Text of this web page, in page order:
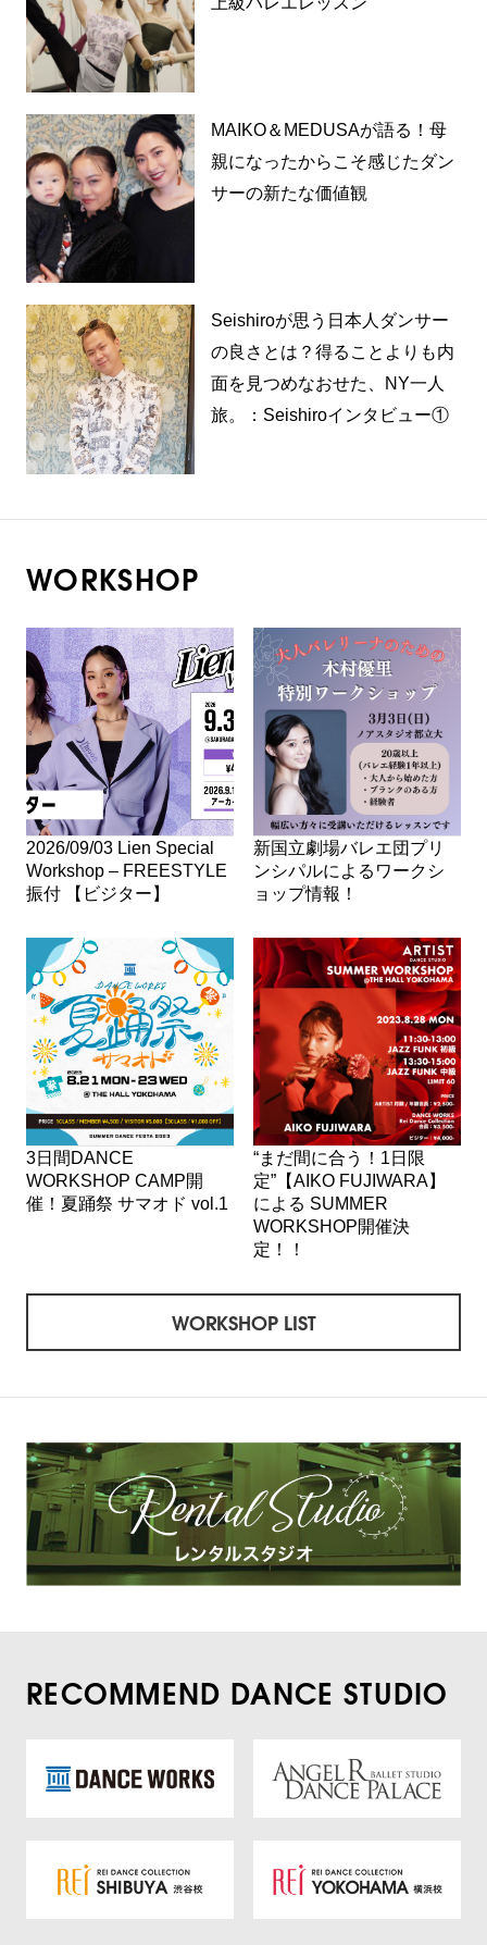
MAIKO＆MEDUSAが語る！母
親になったからこそ感じたダン
サーの新たな価値観
Seishiroが思う日本人ダンサー
の良さとは？得ることよりも内
面を見つめなおせた、NY一人
旅。：Seishiroインタビュー①
WORKSHOP
2026/09/03 Lien Special
Workshop – FREESTYLE
振付 【ビジター】
新国立劇場バレエ団プリ
ンシパルによるワークシ
ョップ情報！
3日間DANCE
WORKSHOP CAMP開
催！夏踊祭 サマオド vol.1
“まだ間に合う！1日限
定”【AIKO FUJIWARA】
による SUMMER
WORKSHOP開催決
定！！
WORKSHOP LIST
RECOMMEND DANCE STUDIO